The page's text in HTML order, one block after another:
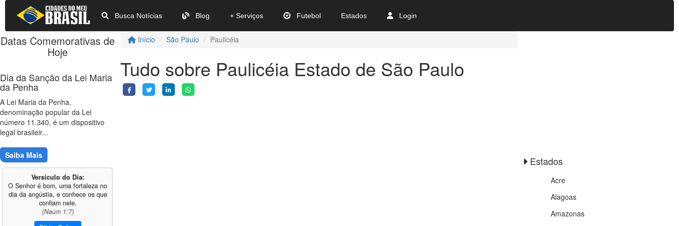
Busca Notícias Blog + Serviços Futebol Estados Login
Início São Paulo Paulicéia
Tudo sobre Paulicéia Estado de São Paulo
Datas Comemorativas de
Hoje
Dia da Sanção da Lei Maria
da Penha
A Lei Maria da Penha,
denominação popular da Lei
número 11.340, é um dispositivo
legal brasileir...
Saiba Mais
Versículo do Dia:
O Senhor é bom, uma fortaleza no
dia da angústia, e conhece os que
confiam nele.
(Naum 1:7)
Estados
Acre
Alagoas
Amazonas